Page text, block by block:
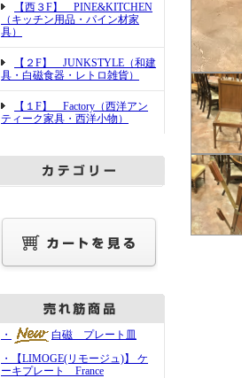
【西３F】 PINE&KITCHEN
（キッチン用品・パイン材家
具）
【２F】 JUNKSTYLE（和建
具・白磁食器・レトロ雑貨）
【１F】 Factory（西洋アン
ティーク家具・西洋小物）
・
白磁 プレート皿
・【LIMOGE(リモージュ)】 ケ
ーキプレート France